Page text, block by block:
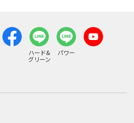
ハード&
グリーン
パワー